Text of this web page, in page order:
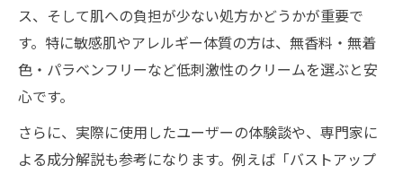
ス、そして肌への負担が少ない処方かどうかが重要で
す。特に敏感肌やアレルギー体質の方は、無香料・無着
色・パラベンフリーなど低刺激性のクリームを選ぶと安
心です。
さらに、実際に使用したユーザーの体験談や、専門家に
よる成分解説も参考になります。例えば「バストアップ